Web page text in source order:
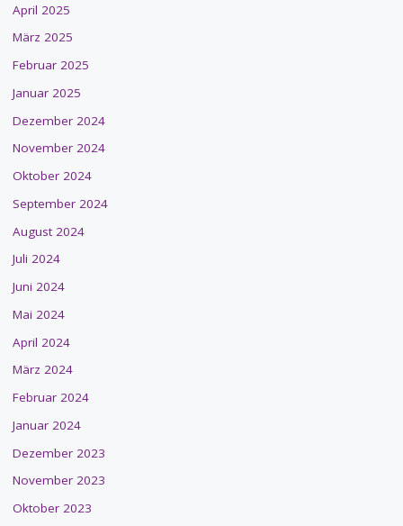
April 2025
März 2025
Februar 2025
Januar 2025
Dezember 2024
November 2024
Oktober 2024
September 2024
August 2024
Juli 2024
Juni 2024
Mai 2024
April 2024
März 2024
Februar 2024
Januar 2024
Dezember 2023
November 2023
Oktober 2023